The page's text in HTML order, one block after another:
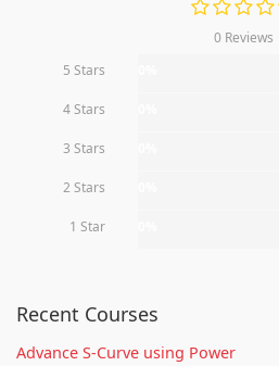
0 Reviews
5 Stars
4 Stars
3 Stars
2 Stars
1 Star
Recent Courses
Advance S-Curve using Power